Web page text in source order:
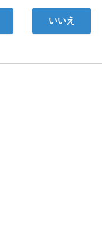
いいえ